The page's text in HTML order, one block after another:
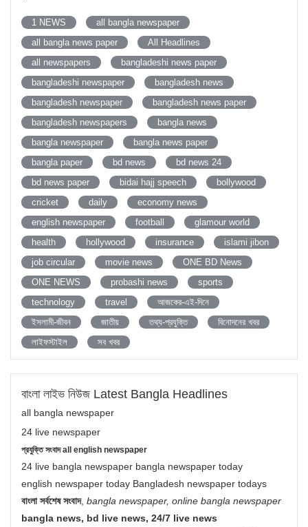
1 NEWS
all bangla newspaper
all bangla news paper
All Headlines
all newspapers
bangladeshi news paper
bangladeshi newspaper
bangladesh news
bangladesh newspaper
bangladesh news paper
bangladesh newspapers
bangla news
bangla newspaper
bangla news paper
bangla paper
bd news
bd news 24
bd news paper
bidai hajj speech
bollywood
cricket
daily
economy news
english newspaper
football
glamour world
health
hollywood insurance
islami jibon
job circular
movie news
ONE BD News
ONE NEWS
probashi news
sports
technology
travel
আজকের-এই-দিনে
ইসলামী-জীবন
জাতীয় তথ্য-প্রযুক্তি
বিনোদনের খবর
লাইফস্টাইল
সব খবর
বাংলা লাইভ নিউজ Latest Bangla Headlines
all bangla newspaper
24 live newspaper
প্রযুক্তি সংবাদ all english newspaper
24 live bangla newspaper bangla newspaper today
english newspaper today Bangladesh newspaper todays
বাংলা সর্বশেষ সংবাদ, bangla newspaper, online bangla newspaper
bangla news, bd live news, 24/7 live news